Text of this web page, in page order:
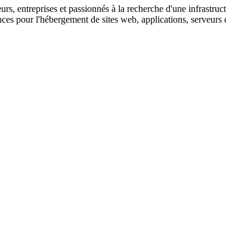
entreprises et passionnés à la recherche d'une
pour l'hébergement de sites web, applications,